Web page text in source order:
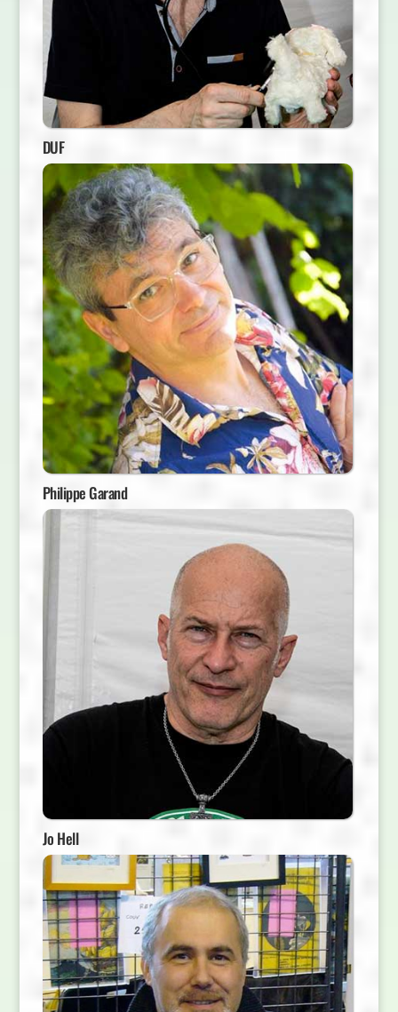
DUF
Philippe Garand
Jo Hell